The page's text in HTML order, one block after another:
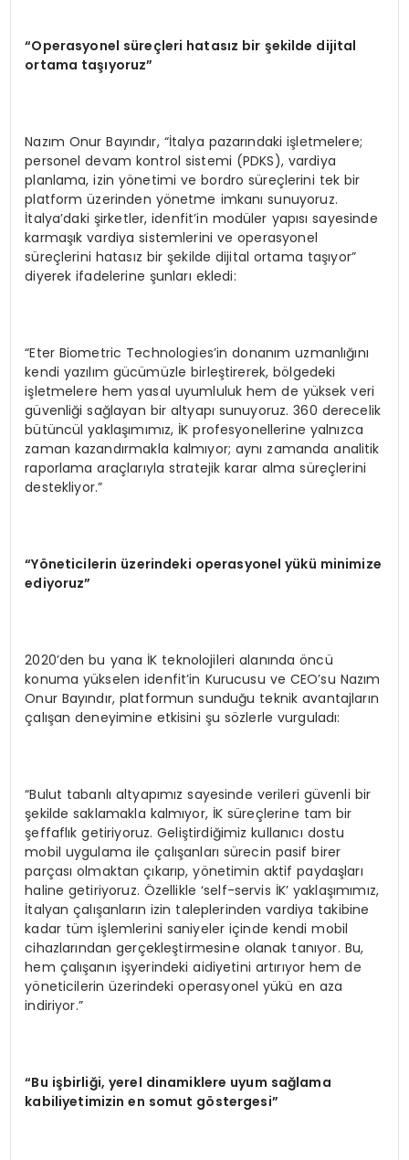
“Operasyonel süreçleri hatasız bir şekilde dijital
ortama taşıyoruz”
Nazım Onur Bayındır, “İtalya pazarındaki işletmelere;
personel devam kontrol sistemi (PDKS), vardiya
planlama, izin yönetimi ve bordro süreçlerini tek bir
platform üzerinden yönetme imkanı sunuyoruz.
İtalya’daki şirketler, idenfit’in modüler yapısı sayesinde
karmaşık vardiya sistemlerini ve operasyonel
süreçlerini hatasız bir şekilde dijital ortama taşıyor”
diyerek ifadelerine şunları ekledi:
“Eter Biometric Technologies’in donanım uzmanlığını
kendi yazılım gücümüzle birleştirerek, bölgedeki
işletmelere hem yasal uyumluluk hem de yüksek veri
güvenliği sağlayan bir altyapı sunuyoruz. 360 derecelik
bütüncül yaklaşımımız, İK profesyonellerine yalnızca
zaman kazandırmakla kalmıyor; aynı zamanda analitik
raporlama araçlarıyla stratejik karar alma süreçlerini
destekliyor.”
“Yöneticilerin üzerindeki operasyonel yükü minimize
ediyoruz”
2020’den bu yana İK teknolojileri alanında öncü
konuma yükselen idenfit’in Kurucusu ve CEO’su Nazım
Onur Bayındır, platformun sunduğu teknik avantajların
çalışan deneyimine etkisini şu sözlerle vurguladı:
“Bulut tabanlı altyapımız sayesinde verileri güvenli bir
şekilde saklamakla kalmıyor, İK süreçlerine tam bir
şeffaflık getiriyoruz. Geliştirdiğimiz kullanıcı dostu
mobil uygulama ile çalışanları sürecin pasif birer
parçası olmaktan çıkarıp, yönetimin aktif paydaşları
haline getiriyoruz. Özellikle ‘self-servis İK’ yaklaşımımız,
İtalyan çalışanların izin taleplerinden vardiya takibine
kadar tüm işlemlerini saniyeler içinde kendi mobil
cihazlarından gerçekleştirmesine olanak tanıyor. Bu,
hem çalışanın işyerindeki aidiyetini artırıyor hem de
yöneticilerin üzerindeki operasyonel yükü en aza
indiriyor.”
“Bu işbirliği, yerel dinamiklere uyum sağlama
kabiliyetimizin en somut göstergesi”